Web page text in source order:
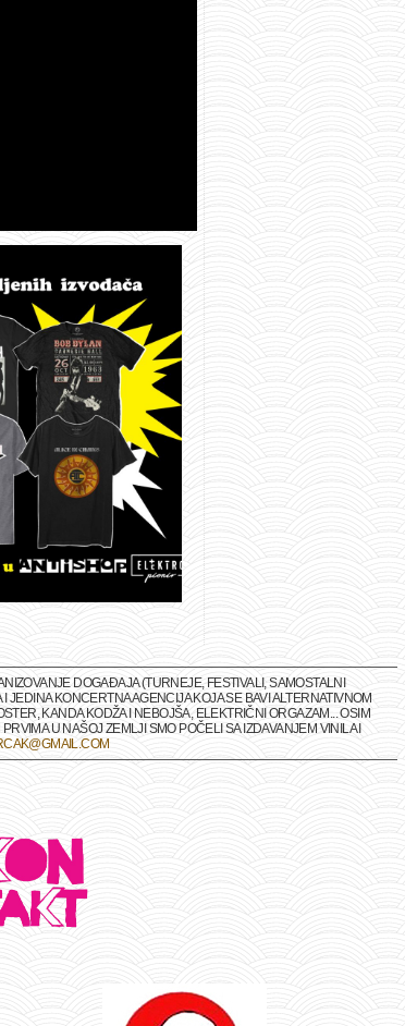
DOGAĐAJA (TURNEJE, FESTIVALI, SAMOSTALNI
KONCERTNA AGENCIJA KOJA SE BAVI ALTERNATIVNOM
KANDA KODŽA I NEBOJŠA, ELEKTRIČNI ORGAZAM... OSIM
U NAŠOJ ZEMLJI SMO POČELI SA IZDAVANJEM VINILA I